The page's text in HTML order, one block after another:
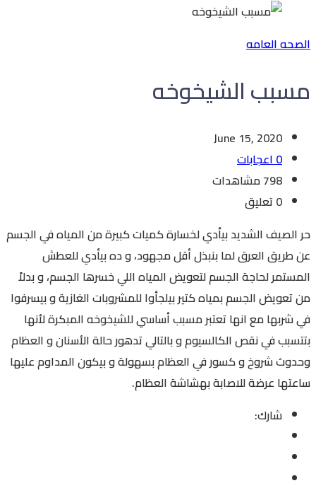
الصحه العامه
مسبب الشيخوخه
June 15, 2020
0 اعجابات
798 مشاهدات
0 تعليق
حر الصيف الشديد بيأدي لخسارة كميات كبيرة من المياه في الجسم
عن طريق العرق لما بنبذل أقل مجهود، و ده بيأدي للعطش
المستمر لحاجة الجسم لتعويض المياه اللي خسرها الجسم، و بدلاً
من تعويض الجسم بمياه كتير بيلجأوا للمشروبات الغازية و بيسرفوا
في شربها مع انها تعتبر مسبب أساسي للشيخوخه المبكرة لأنها
بتتسبب في نقص الكالسيوم و بالتالي تدهور حالة الأسنان و العظام
وحدوث شروخ و كسور في العظام بسهولة و بيكون المداوم عليها
ساعتها عرضة للاصابة بهشاشة العظام.
شارك: